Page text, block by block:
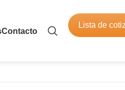
Contacto
Lista de